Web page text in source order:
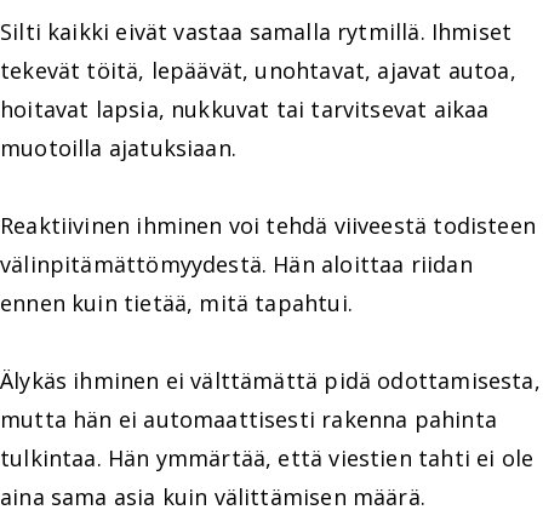
Silti kaikki eivät vastaa samalla rytmillä. Ihmiset
tekevät töitä, lepäävät, unohtavat, ajavat autoa,
hoitavat lapsia, nukkuvat tai tarvitsevat aikaa
muotoilla ajatuksiaan.
Reaktiivinen ihminen voi tehdä viiveestä todisteen
välinpitämättömyydestä. Hän aloittaa riidan
ennen kuin tietää, mitä tapahtui.
Älykäs ihminen ei välttämättä pidä odottamisesta,
mutta hän ei automaattisesti rakenna pahinta
tulkintaa. Hän ymmärtää, että viestien tahti ei ole
aina sama asia kuin välittämisen määrä.